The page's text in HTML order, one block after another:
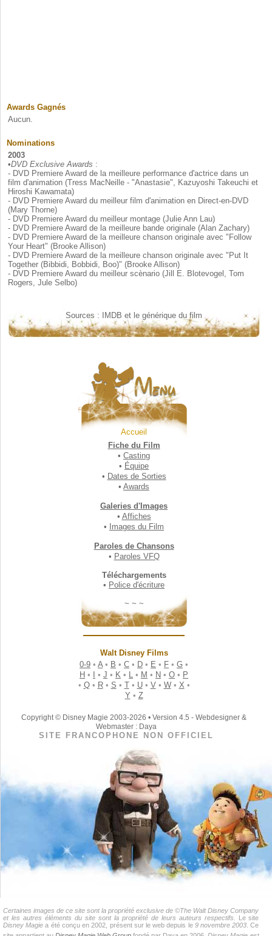
Awards Gagnés
Aucun.
Nominations
2003
•DVD Exclusive Awards :
- DVD Premiere Award de la meilleure performance d'actrice dans un
film d'animation (Tress MacNeille - "Anastasie", Kazuyoshi Takeuchi et
Hiroshi Kawamata)
- DVD Premiere Award du meilleur film d'animation en Direct-en-DVD
(Mary Thorne)
- DVD Premiere Award du meilleur montage (Julie Ann Lau)
- DVD Premiere Award de la meilleure bande originale (Alan Zachary)
- DVD Premiere Award de la meilleure chanson originale avec "Follow
Your Heart" (Brooke Allison)
- DVD Premiere Award de la meilleure chanson originale avec "Put It
Together (Bibbidi, Bobbidi, Boo)" (Brooke Allison)
- DVD Premiere Award du meilleur scènario (Jill E. Blotevogel, Tom
Rogers, Jule Selbo)
Sources : IMDB et le générique du film
Accueil
Fiche du Film
•Casting
• Équipe
• Dates de Sorties
•Awards
Galeries d'Images
• Affiches
•
Images du Film
Paroles de Chansons
• Paroles VFQ
Téléchargements
• Police d'écriture
~ ~ ~
Walt Disney Films
0-9 •A • B •C • D • E • F •G •
H • •J • K • • M • N •O • P
• Q• R• S • T• U• V• W• X •
Y • Z
Copyright © Disney Magie 2003-2026 • Version 4.5 - Webdesigner &
Webmaster : Daya
SITE FRANCOPHONE NON OFFICIEL
Certaines images de ce site sont la propriété exclusive de ©The Walt Disney Company
et les autres éléments du site sont la propriété de leurs auteurs respectifs.
Le site
Disney Magie a été conçu en 2002, présent sur le web depuis le 9 novembre 2003 . Ce